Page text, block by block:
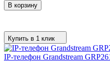
В корзину
Купить в 1 клик
IP-телефон Grandstream